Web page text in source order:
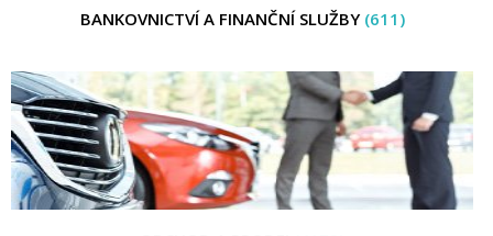
BANKOVNICTVÍ A FINANČNÍ SLUŽBY (611)